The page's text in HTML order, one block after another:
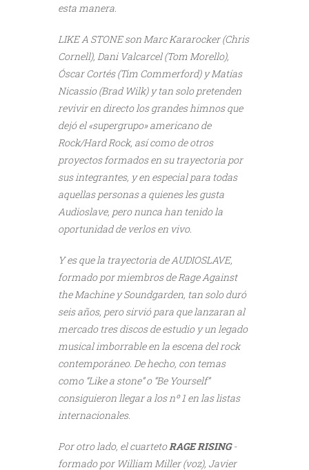
esta manera.
LIKE A STONE son Marc Kararocker (Chris
Cornell), Dani Valcarcel (Tom Morello),
Óscar Cortés (Tim Commerford) y Matías
Nicassio (Brad Wilk) y tan solo pretenden
revivir en directo los grandes himnos que
dejó el «supergrupo» americano de
Rock/Hard Rock, así como de otros
proyectos formados en su trayectoria por
sus integrantes, y en especial para todas
aquellas personas a quienes les gusta
Audioslave, pero nunca han tenido la
oportunidad de verlos en vivo.
Y es que la trayectoria de AUDIOSLAVE,
formado por miembros de Rage Against
the Machine y Soundgarden, tan solo duró
seis años, pero sirvió para que lanzaran al
mercado tres discos de estudio y un legado
musical imborrable en la escena del rock
contemporáneo. De hecho, con temas
como “Like a stone” o “Be Yourself”
consiguieron llegar a los nº 1 en las listas
internacionales.
Por otro lado, el cuartetoRAGE RISING-
formado por William Miller (voz), Javier